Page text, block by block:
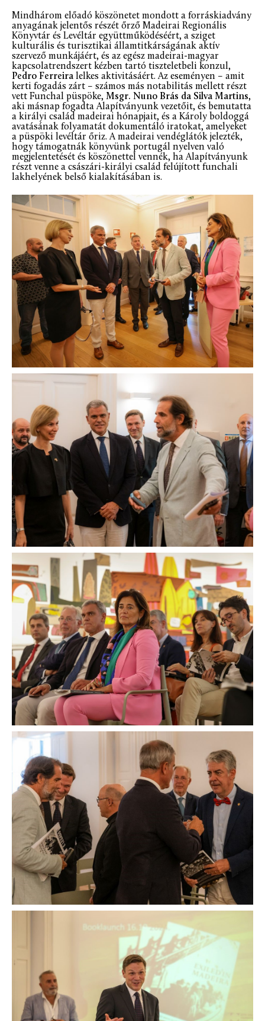
Mindhárom előadó köszönetet mondott a forráskiadvány
anyagának jelentős részét őrző Madeirai Regionális
Könyvtár és Levéltár együttműködéséért, a sziget
kulturális és turisztikai államtitkárságának aktív
szervező munkájáért, és az egész madeirai-magyar
kapcsolatrendszert kézben tartó tiszteletbeli konzul,
Pedro Ferreira lelkes aktivitásáért. Az eseményen – amit
kerti fogadás zárt – számos más notabilitás mellett részt
vett Funchal püspöke, Msgr. Nuno Brás da Silva Martins,
aki másnap fogadta Alapítványunk vezetőit, és bemutatta
a királyi család madeirai hónapjait, és a Károly boldoggá
avatásának folyamatát dokumentáló iratokat, amelyeket
a püspöki levéltár őriz. A madeirai vendéglátók jelezték,
hogy támogatnák könyvünk portugál nyelven való
megjelentetését és köszönettel vennék, ha Alapítványunk
részt venne a császári-királyi család felújított funchali
lakhelyének belső kialakításában is.